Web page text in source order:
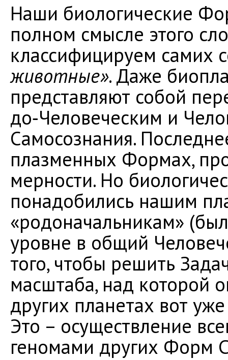
Наши биологические
полном смысле этого
классифицируем самих
животные». Даже
представляют собой
до‑Человеческим и
Самосознания.
плазменных Формах,
мерности. Но
понадобились нашим
«родоначальникам»
уровне в общий
того, чтобы решить
масштаба, над которой
других планетах вот
Это – осуществление
геномами других Форм